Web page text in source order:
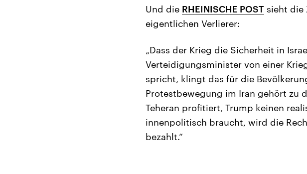
Und die RHEINISCHE POST sieht die
eigentlichen Verlierer:
„Dass der Krieg die Sicherheit in
Verteidigungsminister von einer
spricht, klingt das für die
Protestbewegung im Iran gehört zu
Teheran profitiert, Trump keinen
innenpolitisch braucht, wird die
bezahlt.“